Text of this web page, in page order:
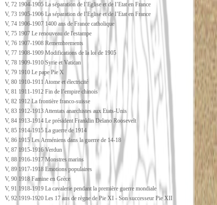
V, 72 1904-1905 La séparation de l’Eglise et de l’Etat en France
V, 73 1905-1906 La séparation de l’Eglise et de l’Etat en France
V, 74 1906-1907 1400 ans de France catholique
V, 75 1907 Le renouveau de l'estampe
V, 76 1907-1908 Remembrements
V, 77 1908-1909 Modifications de la loi de 1905
V, 78 1909-1910 Syrie et Vatican
V, 79 1910 Le pape Pie X
V, 80 1910-1911 Atome et électricité
V, 81 1911-1912 Fin de l’empire chinois
V, 82 1912 La frontière franco-suisse
V, 83 1912-1913 Attentats anarchistes aux Etats-Unis
V, 84 1913-1914 Le président Franklin Delano Roosevelt
V, 85 1914-1915 La guerre de 1914
V, 86 1915 Les Arméniens dans la guerre de 14-18
V, 87 1915-1916 Verdun
V, 88 1916-1917 Monstres marins
V, 89 1917-1918 Emotions populaires
V, 90 1918 Famine en Grèce
V, 91 1918-1919 La cavalerie pendant la première guerre mondiale
V, 92 1919-1920 Les 17 ans de règne de Pie XI - Son successeur Pie XII